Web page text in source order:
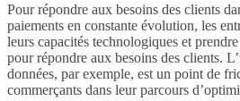
Pour répondre aux besoins des clients
paiements en constante évolution, les
leurs capacités technologiques et
pour répondre aux besoins des clients.
données, par exemple, est un point de
commerçants dans leur parcours